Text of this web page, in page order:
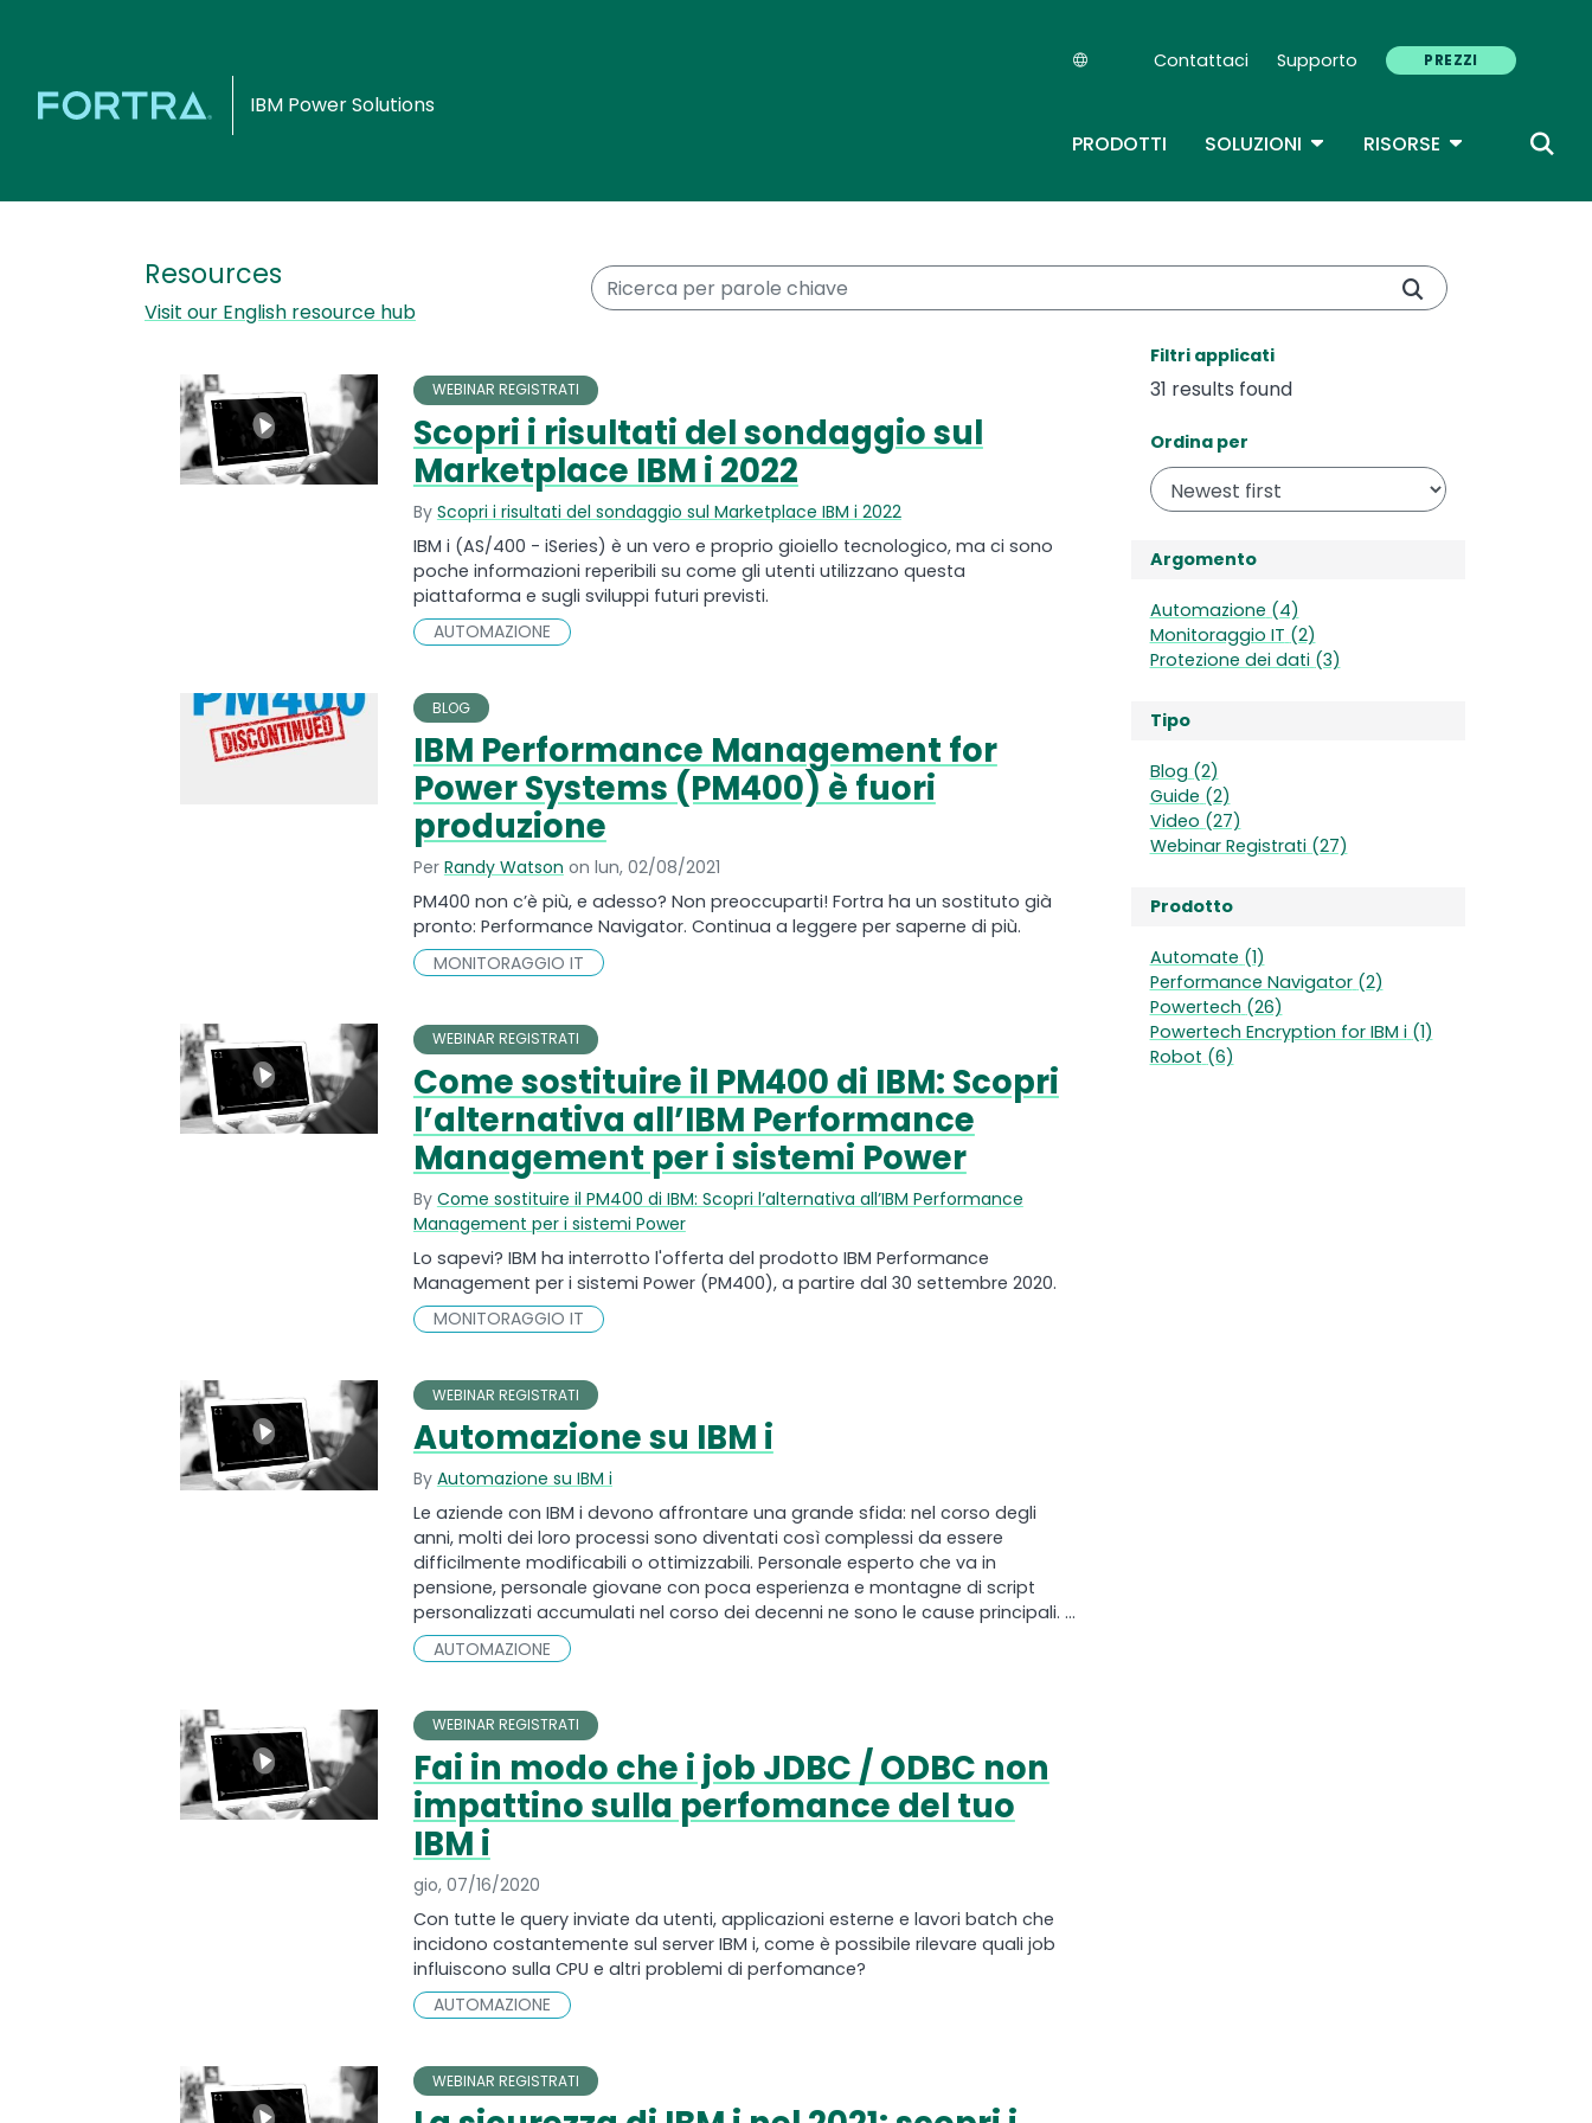
IBM Power Solutions
Secondary Navigation (IT)
Contattaci Supporto PREZZI
PRODOTTI SOLUZIONI TOGGLE DROPDOWN
RISORSE TOGGLE
Resources
Visit our English resource hub
Keywords
WEBINAR REGISTRATI
Scopri i risultati del sondaggio sul
Marketplace IBM i 2022
By Scopri i risultati del sondaggio sul Marketplace IBM i 2022
IBM i (AS/400 - iSeries) è un vero e proprio gioiello tecnologico, ma ci sono
poche informazioni reperibili su come gli utenti utilizzano questa
piattaforma e sugli sviluppi futuri previsti.
AUTOMAZIONE
BLOG
IBM Performance Management for
Power Systems (PM400) è fuori
produzione
Per Randy Watson on lun, 02/08/2021
PM400 non c’è più, e adesso? Non preoccuparti! Fortra ha un sostituto già
pronto: Performance Navigator. Continua a leggere per saperne di più.
MONITORAGGIO IT
WEBINAR REGISTRATI
Come sostituire il PM400 di IBM: Scopri
l’alternativa all’IBM Performance
Management per i sistemi Power
By Come sostituire il PM400 di IBM: Scopri l’alternativa all’IBM Performance
Management per i sistemi Power
Lo sapevi? IBM ha interrotto l'offerta del prodotto IBM Performance
Management per i sistemi Power (PM400), a partire dal 30 settembre 2020.
MONITORAGGIO IT
WEBINAR REGISTRATI
Automazione su IBM i
By Automazione su IBM i
Le aziende con IBM i devono affrontare una grande sfida: nel corso degli
anni, molti dei loro processi sono diventati così complessi da essere
difficilmente modificabili o ottimizzabili. Personale esperto che va in
pensione, personale giovane con poca esperienza e montagne di script
personalizzati accumulati nel corso dei decenni ne sono le cause principali. ...
AUTOMAZIONE
WEBINAR REGISTRATI
Fai in modo che i job JDBC / ODBC non
impattino sulla perfomance del tuo
IBM i
gio, 07/16/2020
Con tutte le query inviate da utenti, applicazioni esterne e lavori batch che
incidono costantemente sul server IBM i, come è possibile rilevare quali job
influiscono sulla CPU e altri problemi di perfomance?
AUTOMAZIONE
WEBINAR REGISTRATI
Filtri applicati
31 results found
Ordina per
Sort
Argomento
Automazione (4)
Monitoraggio IT (2)
Protezione dei dati (3)
Tipo
Blog (2)
Guide (2)
Video (27)
Webinar Registrati (27)
Prodotto
Automate (1)
Performance Navigator (2)
Powertech (26)
Powertech Encryption for IBM i (1)
Robot (6)